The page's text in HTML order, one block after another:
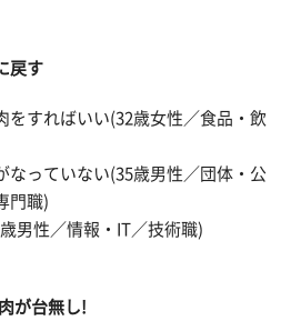
戻す
をすればいい(32歳女性／食品・飲
なっていない(35歳男性／団体・公
門職)
男性／情報・IT／技術職)
が台無し!